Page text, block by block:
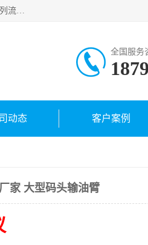
连云港深达石化装备有限公司是从事定量装车系统、船用流体装卸臂、陆用流体装卸臂（鹤管）、活动梯、钢构平台等全系列流体装卸设备的设计、制造、销售以及服务的专业供应商。公司始终以客户为中心，密切跟踪国内外油气储运及装卸设备先进技术的发展，以先进的技术、优质的产品、一流的服务，满足客户需求。
全国服务
动态 客户案例
家 大型码头输油臂